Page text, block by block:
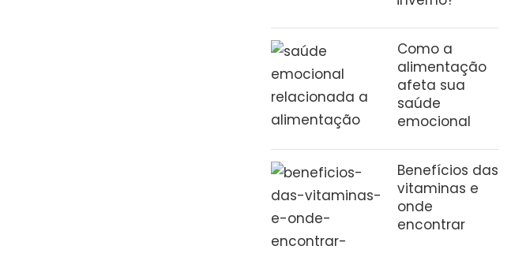
Como a
alimentação
afeta sua
saúde
emocional
Benefícios das
vitaminas e
onde
encontrar